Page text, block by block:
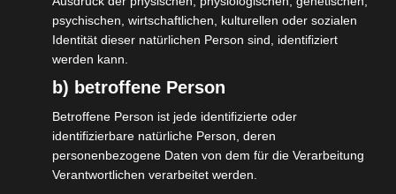
Branchen erweitert wird.
Dies stößt zumindest bei den zuständigen
Unionspolitikerinnen und -politikern auf
offene Ohren.
#wirGemeinsamJetzt #CDU #BMWE #isdv
#bagsv #selbständig
#statusfeststellungsverfahren
psychischen, wirtschaftlichen, kulturellen oder sozialen
Identität dieser natürlichen Person sind, identifiziert
werden kann.
b) betroffene Person
Betroffene Person ist jede identifizierte oder
identifizierbare natürliche Person, deren
personenbezogene Daten von dem für die Verarbeitung
Verantwortlichen verarbeitet werden.